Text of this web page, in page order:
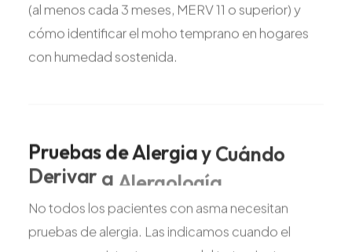
(al menos cada 3 meses, MERV 11 o superior) y
cómo identificar el moho temprano en hogares
con humedad sostenida.
PruebasdeAlergiayCuándo
Derivar a Alergología
No todos los pacientes con asma necesitan
pruebas de alergia. Las indicamos cuando el